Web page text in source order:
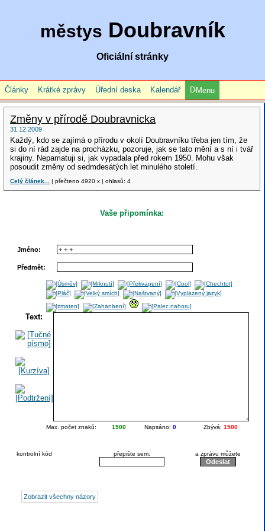
městys Doubravník
Oficiální stránky
Články Krátké zprávy Úřední deska Kalendář Menu
Změny v přírodě Doubravnicka
31.12.2009
Každý, kdo se zajímá o přírodu v okolí Doubravníku třeba jen tím, že
si do ní rád zajde na procházku, pozoruje, jak se tato mění a s ní i tvář
krajiny. Nepamatuji si, jak vypadala před rokem 1950. Mohu však
posoudit změny od sedmdesátých let minulého století.
Celý článek... | přečteno 4920 x | ohlasů: 4
Vaše připomínka:
Jméno:
Předmět:
Text:
Max. počet znaků: 1500 Napsáno: 0 Zbývá: 1500
kontrolní kód přepište sem: a zprávu můžete